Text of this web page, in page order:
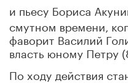
и пьесу Бориса
смутном времени,
фаворит Василий
власть юному Петру
По ходу действия